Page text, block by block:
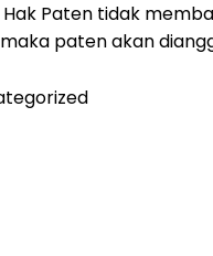
Paten tidak
paten akan